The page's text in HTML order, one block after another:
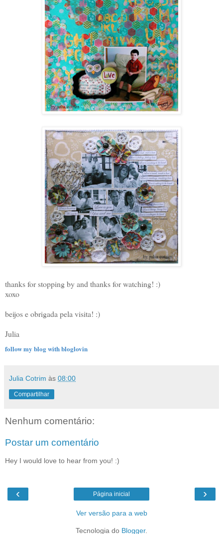
thanks for stopping by and thanks for watching! :)
xoxo
beijos e obrigada pela visita! :)
Julia
follow my blog with bloglovin
Julia Cotrim às 08:00
Compartilhar
Nenhum comentário:
Postar um comentário
Hey I would love to hear from you! :)
‹ ›
Página inicial
Ver versão para a web
Tecnologia do Blogger.